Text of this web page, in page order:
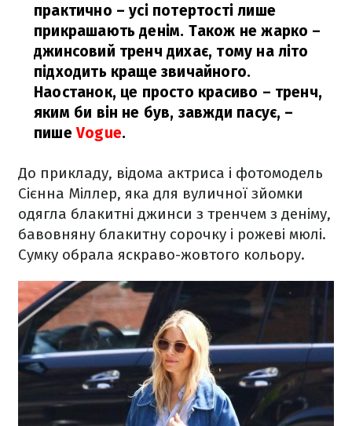
практично – усі потертості лише
прикрашають денім. Також не жарко –
джинсовий тренч дихає, тому на літо
підходить краще звичайного.
Наостанок, це просто красиво – тренч,
яким би він не був, завжди пасує, –
пишеVogue.
До прикладу, відома актриса і фотомодель
Сієнна Міллер, яка для вуличної зйомки
одягла блакитні джинси з тренчем з деніму,
бавовняну блакитну сорочку і рожеві мюлі.
Сумку обрала яскраво-жовтого кольору.